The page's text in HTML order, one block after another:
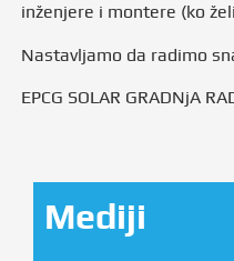
inženjere i montere (ko
Nastavljamo da radimo
EPCG SOLAR GRADNjA
Mediji